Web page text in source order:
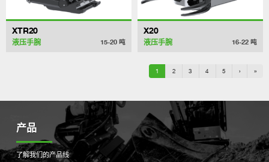
XTR20
液压手腕 15-20 吨
X20
液压手腕 16-22 吨
1 2 3 4 5 › »
产品
了解我们的产品线